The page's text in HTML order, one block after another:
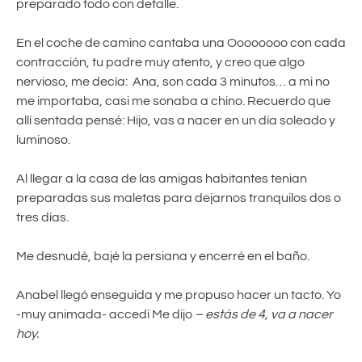
preparado todo con detalle.
En el coche de camino cantaba una Oooooooo con cada
contracción, tu padre muy atento, y creo que algo
nervioso, me decía: Ana, son cada 3 minutos… a mi no
me importaba, casi me sonaba a chino. Recuerdo que
allí sentada pensé: Hijo, vas a nacer en un día soleado y
luminoso.
Al llegar a la casa de las amigas habitantes tenian
preparadas sus maletas para dejarnos tranquilos dos o
tres días.
Me desnudé, bajé la persiana y encerré en el baño.
Anabel llegó enseguida y me propuso hacer un tacto. Yo
-muy animada- accedí Me dijo – estás de 4, va a nacer
hoy.